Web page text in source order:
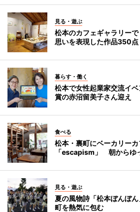
見る・遊ぶ
松本のカフェギャラリー
思いを表現した作品350点
暮らす・働く
松本で女性起業家交流イ
賞の赤沼留美子さん迎え
食べる
松本・裏町にベーカリー
「escapism」 朝からゆ
見る・遊ぶ
夏の風物詩「松本ぼんぼ
町を熱気に包む